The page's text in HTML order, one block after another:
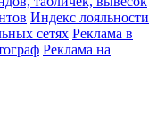
Индекс лояльности
сетях Реклама в
Реклама на